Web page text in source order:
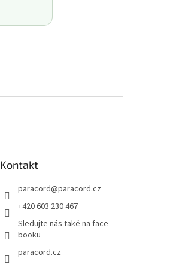
Kontakt
paracord@paracord.cz
+420 603 230 467
Sledujte nás také na face
booku
paracord.cz